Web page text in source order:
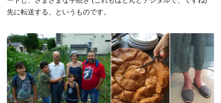
先に転送する、というものです。